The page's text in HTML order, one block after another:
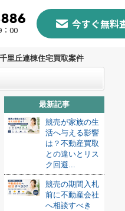
00 今すぐ無料
里丘連棟住宅買取案件
最新記事
競売が家族の生
活へ与える影響
は？不動産買取
との違いとリス
ク回避...
競売の期間入札
前に不動産会社
へ相談すべき